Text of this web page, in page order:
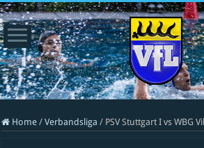
Home / Verbandsliga / PSV Stuttgart I vs WBG